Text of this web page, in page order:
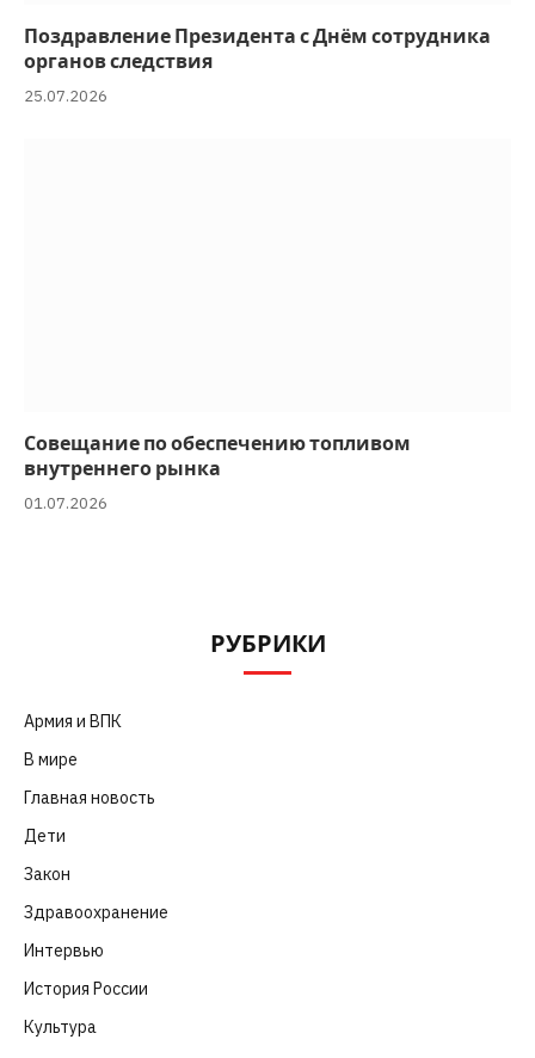
Поздравление Президента с Днём сотрудника
органов следствия
25.07.2026
Совещание по обеспечению топливом
внутреннего рынка
01.07.2026
РУБРИКИ
Армия и ВПК
В мире
Главная новость
Дети
Закон
Здравоохранение
Интервью
История России
Культура